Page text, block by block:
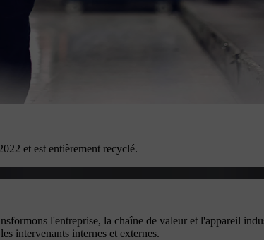
et est entièrement recyclé.
l'entreprise, la chaîne de valeur et l'appareil
intervenants internes et externes.